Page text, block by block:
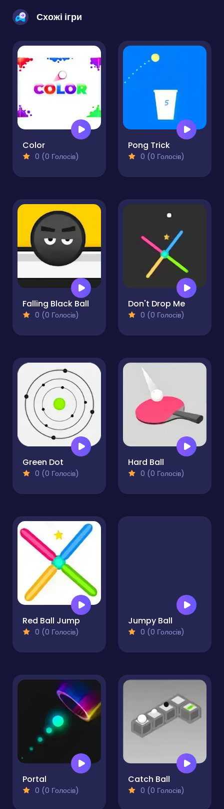
Схожі ігри
Color
0 (0 Голосів)
Pong Trick
0 (0 Голосів)
Falling Black Ball
0 (0 Голосів)
Don't Drop Me
0 (0 Голосів)
Green Dot
0 (0 Голосів)
Hard Ball
0 (0 Голосів)
Red Ball Jump
0 (0 Голосів)
Jumpy Ball
0 (0 Голосів)
Portal
0 (0 Голосів)
Catch Ball
0 (0 Голосів)